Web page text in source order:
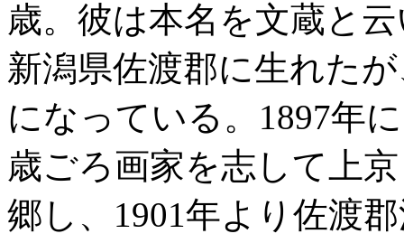
歳。彼は本名を文蔵と
新潟県佐渡郡に生れた
になっている。1897年
歳ごろ画家を志して上
郷し、1901年より佐渡